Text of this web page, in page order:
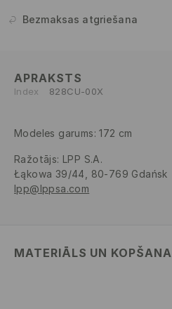
Bezmaksas atgriešana
APRAKSTS
Index 828CU-00X
Modeles garums: 172 cm
Ražotājs: LPP S.A.
Łąkowa 39/44, 80-769 Gdańsk
lpp@lppsa.com
MATERIĀLS UN KOPŠANA